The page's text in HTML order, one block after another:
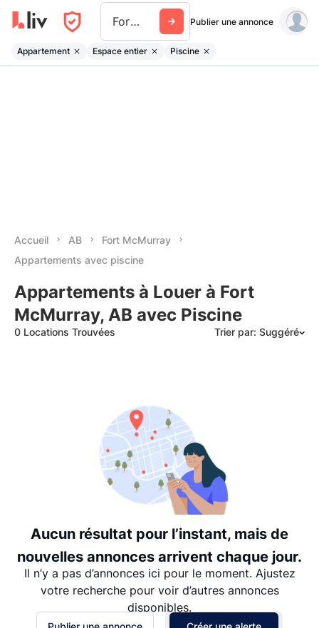
Fort Mcmurray Publier une annonce
Appartement Espace entier Piscine
Accueil AB
Fort McMurray
Appartements avec piscine
Appartements à Louer à Fort
McMurray, AB avec Piscine
0 Locations Trouvées Trier par: Suggéré
Date: les plus anciens d’abord
Aucun résultat pour l’instant, mais de
nouvelles annonces arrivent chaque jour.
Il n’y a pas d’annonces ici pour le moment. Ajustez
votre recherche pour voir d’autres annonces
disponibles.